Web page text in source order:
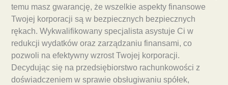
temu masz gwarancję, że wszelkie aspekty finansowe
Twojej korporacji są w bezpiecznych bezpiecznych
rękach. Wykwalifikowany specjalista asystuje Ci w
redukcji wydatków oraz zarządzaniu finansami, co
pozwoli na efektywny wzrost Twojej korporacji.
Decydując się na przedsiębiorstwo rachunkowości z
doświadczeniem w sprawie obsługiwaniu spółek,